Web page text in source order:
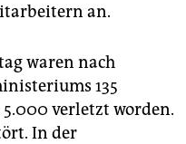
an.
waren nach
135
verletzt worden.
In der